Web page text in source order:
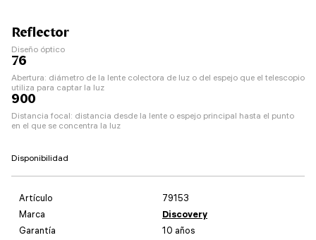
Reflector
Diseño óptico
76
Abertura: diámetro de la lente colectora de luz o del espejo que el telescopio
utiliza para captar la luz
900
Distancia focal: distancia desde la lente o espejo principal hasta el punto
en el que se concentra la luz
Disponibilidad
Artículo
79153
Marca
Discovery
Garantía
10 años